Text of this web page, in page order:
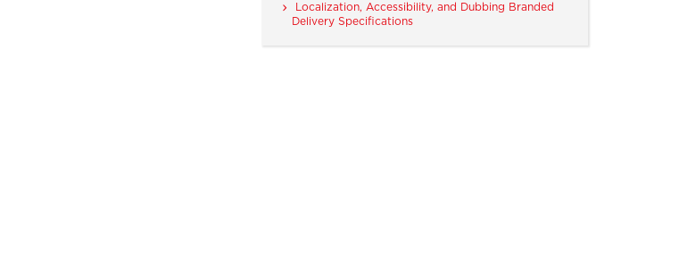
Localization, Accessibility, and Dubbing Branded
Delivery Specifications